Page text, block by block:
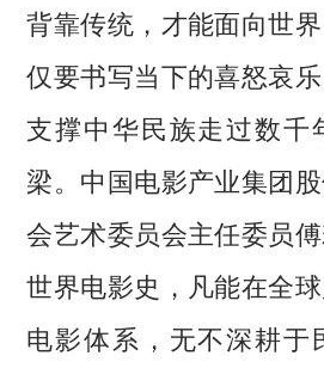
背靠传统，才能面向世
仅要书写当下的喜怒哀
支撑中华民族走过数千
梁。中国电影产业集团
会艺术委员会主任委员
世界电影史，凡能在全
电影体系，无不深耕于